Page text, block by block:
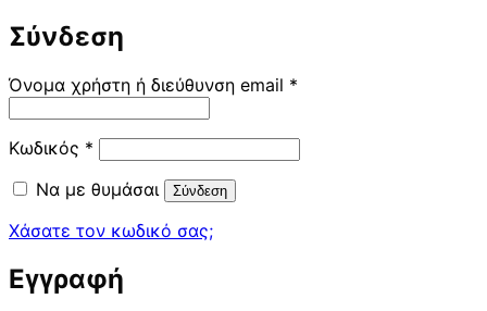
Σύνδεση
Όνομα χρήστη ή διεύθυνση email *
Κωδικός * Απαιτείται
Να με θυμάσαι
Σύνδεση
Χάσατε τον κωδικό σας;
Εγγραφή